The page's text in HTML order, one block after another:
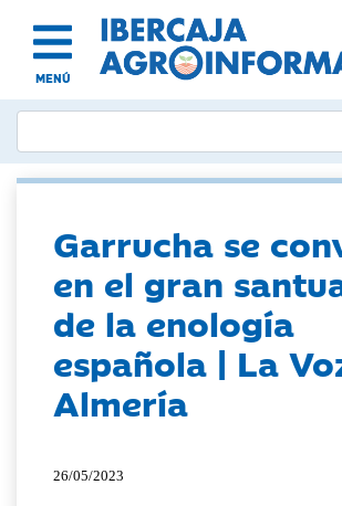
MENÚ
Garrucha se
en el gran
de la enología
española | La
Almería
26/05/2023